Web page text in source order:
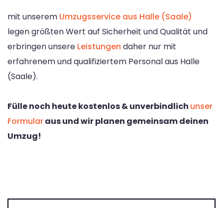
mit unserem Umzugsservice aus Halle (Saale)
legen größten Wert auf Sicherheit und Qualität und
erbringen unsere Leistungen daher nur mit
erfahrenem und qualifiziertem Personal aus Halle
(Saale).
Fülle noch heute kostenlos & unverbindlich unser
Formularaus und wir planen gemeinsam deinen
Umzug!